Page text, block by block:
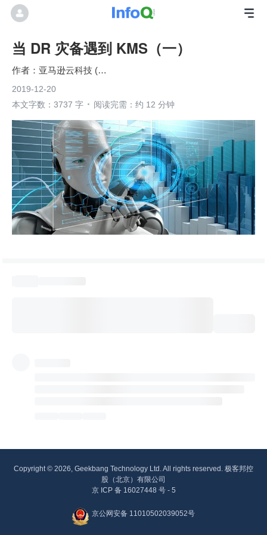
当 DR 灾备遇到 KMS（一）
亚马逊云科技 (Amazon Web Services）
2019-12-20
本文字数：3737 字
阅读完需：约 12 分钟
Copyright © 2026, Geekbang Technology Ltd. All rights reserved. 极客邦控
股（北京）有限公司
京 ICP 备 16027448 号 - 5
京公网安备 11010502039052号